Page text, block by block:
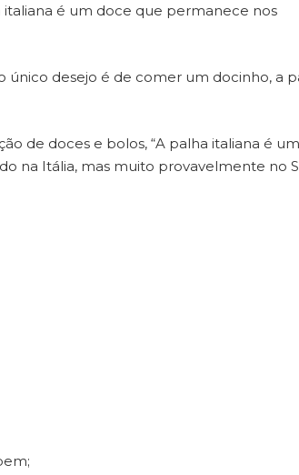
é um doce que permanece nos
único desejo é de comer um docinho, a
de doces e bolos, “A palha italiana é
na Itália, mas muito provavelmente no